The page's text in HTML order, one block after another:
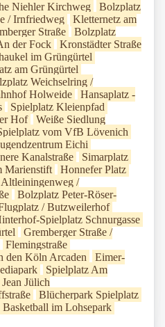
Niehler Kirchweg
Bolzplatz
/ Irnfriedweg
Kletternetz am
Straße
Bolzplatz
der Fock
Kronstädter Straße
im Grüngürtel
am Grüngürtel
Weichselring /
Holweide
Hansaplatz -
Spielplatz Kleienpfad
Hof
Weiße Siedlung
vom VfB Lövenich
Eichi
Kanalstraße
Simarplatz
Marienstift
Honnefer Platz
Altleiningenweg /
Bolzplatz Peter-Röser-
/ Butzweilerhof
Spielplatz Schnurgasse
Gremberger Straße /
Flemingstraße
den Köln Arcaden
Eimer-
Spielplatz Am
Jülich
Blücherpark Spielplatz
Basketball im Lohsepark